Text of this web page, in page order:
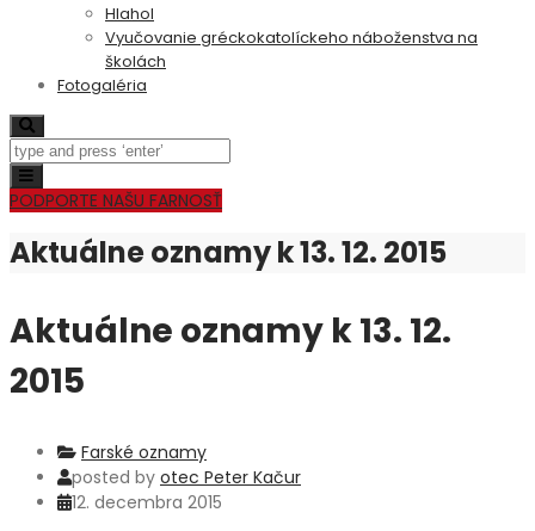
Hlahol
Vyučovanie gréckokatolíckeho náboženstva na
školách
Fotogaléria
Toggle
navigation
PODPORTE NAŠU FARNOSŤ
Aktuálne oznamy k 13. 12. 2015
Aktuálne oznamy k 13. 12.
2015
Farské oznamy
posted by otec Peter Kačur
12. decembra 2015